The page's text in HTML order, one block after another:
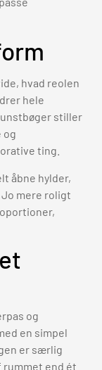
hvad reolen
hele
stiller
og
ting.
åbne hylder,
Jo mere roligt
og
en simpel
er særlig
end ét